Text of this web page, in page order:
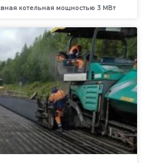
котельная мощностью 3 МВт